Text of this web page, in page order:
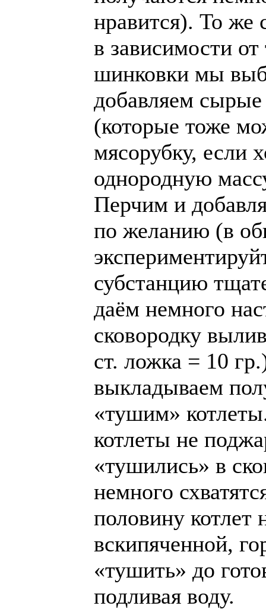
нравится). То же
в зависимости от
шинковки мы
добавляем
(которые тоже
мясорубку, если
однородную
Перчим и
по желанию (в
субстанцию
даём немного
сковородку
ст. ложка = 10
выкладываем
«тушим»
котлеты не
«тушились» в
немного
половину котлет
вскипяченной,
«тушить» до
подливая воду.